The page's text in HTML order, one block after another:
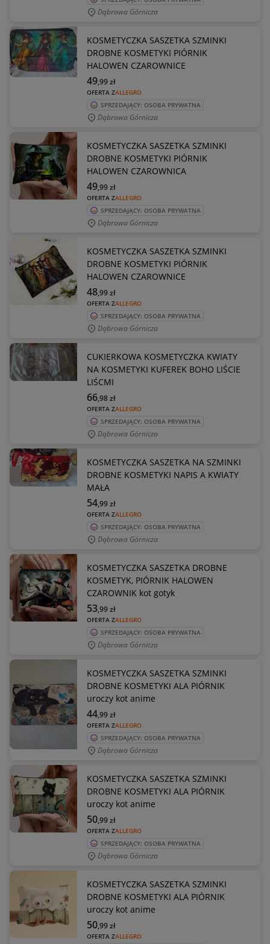
Dąbrowa Górnicza
KOSMETYCZKA SASZETKA SZMINKI
DROBNE KOSMETYKI PIÓRNIK
HALOWEN CZAROWNICE
OFERTA ZALLEGRO
49,99zł
SPRZEDAJĄCY: OSOBA PRYWATNA
Dąbrowa Górnicza
KOSMETYCZKA SASZETKA SZMINKI
DROBNE KOSMETYKI PIÓRNIK
HALOWEN CZAROWNICA
OFERTA ZALLEGRO
49,99zł
SPRZEDAJĄCY: OSOBA PRYWATNA
Dąbrowa Górnicza
KOSMETYCZKA SASZETKA SZMINKI
DROBNE KOSMETYKI PIÓRNIK
HALOWEN CZAROWNICE
OFERTA ZALLEGRO
48,99zł
SPRZEDAJĄCY: OSOBA PRYWATNA
Dąbrowa Górnicza
CUKIERKOWA KOSMETYCZKA KWIATY
NA KOSMETYKI KUFEREK BOHO LIŚCIE
LIŚCMI
OFERTA ZALLEGRO
66,98zł
SPRZEDAJĄCY: OSOBA PRYWATNA
Dąbrowa Górnicza
KOSMETYCZKA SASZETKA NA SZMINKI
DROBNE KOSMETYKI NAPIS A KWIATY
MAŁA
OFERTA ZALLEGRO
54,99zł
SPRZEDAJĄCY: OSOBA PRYWATNA
Dąbrowa Górnicza
KOSMETYCZKA SASZETKA DROBNE
KOSMETYK, PIÓRNIK HALOWEN
CZAROWNIK kot gotyk
OFERTA ZALLEGRO
53,99zł
SPRZEDAJĄCY: OSOBA PRYWATNA
Dąbrowa Górnicza
KOSMETYCZKA SASZETKA SZMINKI
DROBNE KOSMETYKI ALA PIÓRNIK
uroczy kot anime
OFERTA ZALLEGRO
44,99zł
SPRZEDAJĄCY: OSOBA PRYWATNA
Dąbrowa Górnicza
KOSMETYCZKA SASZETKA SZMINKI
DROBNE KOSMETYKI ALA PIÓRNIK
uroczy kot anime
OFERTA ZALLEGRO
50,99zł
SPRZEDAJĄCY: OSOBA PRYWATNA
Dąbrowa Górnicza
KOSMETYCZKA SASZETKA SZMINKI
DROBNE KOSMETYKI ALA PIÓRNIK
uroczy kot anime
OFERTA ZALLEGRO
50,99zł